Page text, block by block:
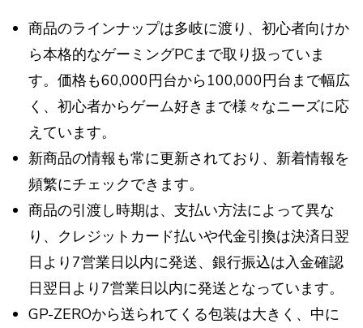
商品のラインナップは多岐に渡り、初心者向けか
ら本格的なゲーミングPCまで取り扱っていま
す。価格も60,000円台から100,000円台まで幅広
く、初心者からゲーム好きまで様々なニーズに応
えています。
新商品の情報も常に更新されており、新着情報を
頻繁にチェックできます。
商品の引渡し時期は、支払い方法によって異な
り、クレジットカード払いや代金引換は決済日翌
日より7営業日以内に発送、銀行振込は入金確認
日翌日より7営業日以内に発送となっています。
GP-ZEROから送られてくる包装は大きく、中に